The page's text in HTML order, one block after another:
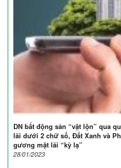
DN bất động sản “vật lộn” qua
lãi dưới 2 chữ số, Đất Xanh và
gương mặt lãi “kỳ lạ”
28/01/2023